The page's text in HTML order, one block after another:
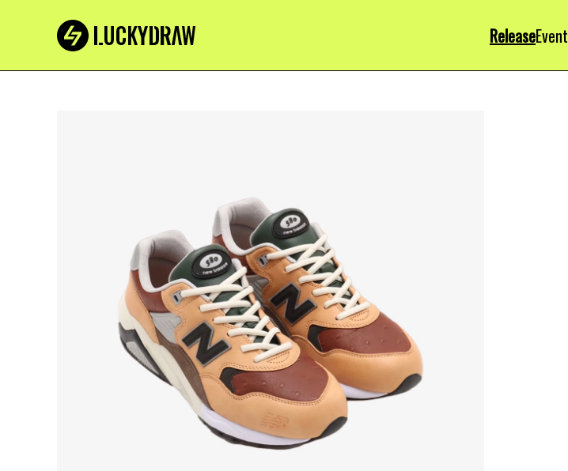
ReleaseEvent